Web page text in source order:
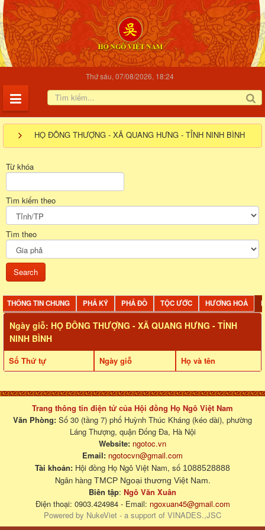
Thứ sáu, 07/08/2026, 18:24
HỌ ĐÔNG THƯỢNG - XÃ QUANG HƯNG - TỈNH NINH BÌNH
Từ khóa
Tìm kiếm theo
Tìm theo
THÔNG TIN CHUNG PHẢ KÝ PHẢ ĐỒ TỘC ƯỚC HƯƠNG HOẢ
Ngày giỗ: HỌ ĐÔNG THƯỢNG - XÃ QUANG HƯNG - TỈNH
NINH BÌNH
Số Thứ tự Ngày giỗ Họ và tên
Trang thông tin điện tử của Hội đồng Họ Ngô Việt Nam
Văn Phòng: Số 30 (tầng 7) phố Huỳnh Thúc Kháng (kéo dài), phường
Láng Thượng, quận Đống Đa, Hà Nội
Website: ngotoc.vn
Email: ngotocvn@gmail.com
Tài khoản: Hội đồng Họ Ngô Việt Nam, số 1088528888
Ngân hàng TMCP Ngoại thương Việt Nam.
Biên tập: Ngô Văn Xuân
Điện thoại: 0903.424984 - Email: ngoxuan45@gmail.com
Powered by NukeViet - a support of VINADES.,JSC